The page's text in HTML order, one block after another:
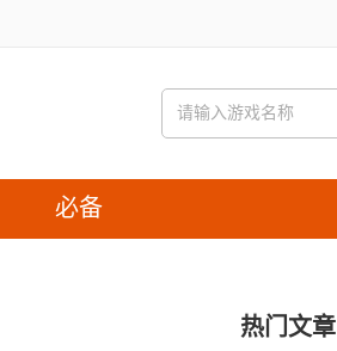
必备
热门文章